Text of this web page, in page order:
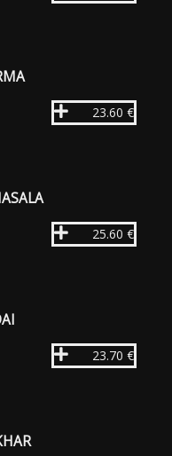
23.60 €
25.60 €
23.70 €